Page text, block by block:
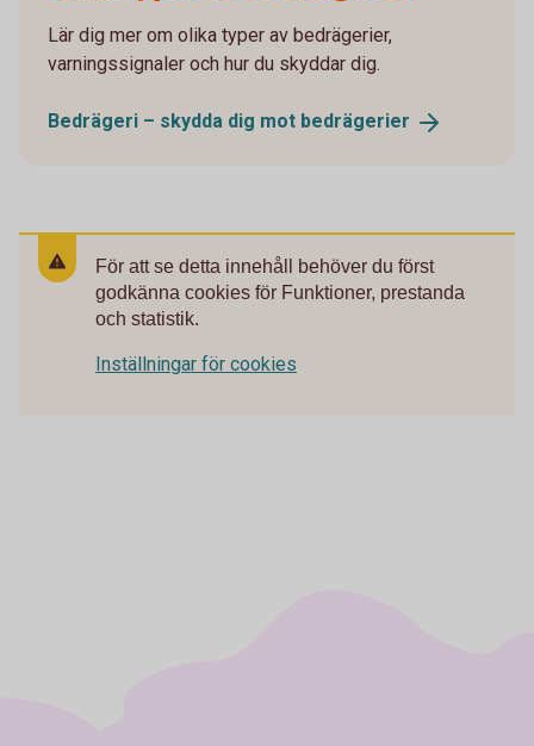
Lär dig mer om olika typer av bedrägerier,
varningssignaler och hur du skyddar dig.
Bedrägeri – skydda dig mot bedrägerier
För att se detta innehåll behöver du först
godkänna cookies för Funktioner, prestanda
och statistik.
Inställningar för cookies